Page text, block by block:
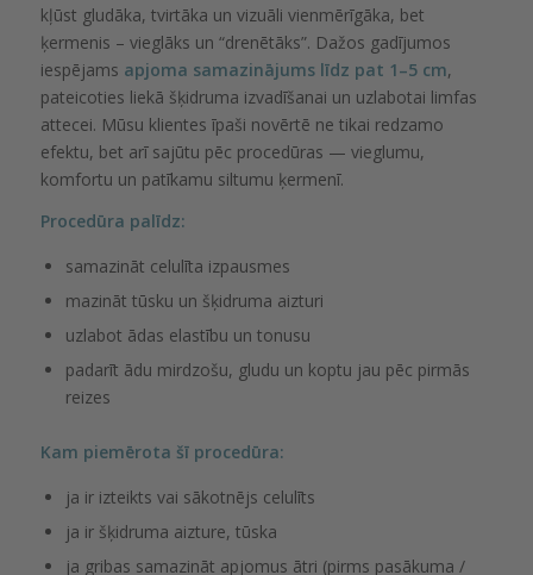
kļūst gludāka, tvirtāka un vizuāli vienmērīgāka, bet
ķermenis – vieglāks un “drenētāks”. Dažos gadījumos
iespējams apjoma samazinājums līdz pat 1–5 cm,
pateicoties liekā šķidruma izvadīšanai un uzlabotai limfas
attecei. Mūsu klientes īpaši novērtē ne tikai redzamo
efektu, bet arī sajūtu pēc procedūras — vieglumu,
komfortu un patīkamu siltumu ķermenī.
Procedūra palīdz:
samazināt celulīta izpausmes
mazināt tūsku un šķidruma aizturi
uzlabot ādas elastību un tonusu
padarīt ādu mirdzošu, gludu un koptu jau pēc pirmās
reizes
Kam piemērota šī procedūra:
ja ir izteikts vai sākotnējs celulīts
ja ir šķidruma aizture, tūska
ja gribas samazināt apjomus ātri (pirms pasākuma /